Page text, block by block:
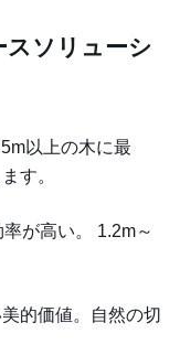
ソリューシ
以上の木に最
す。
が高い。 1.2m～
的価値。自然の切